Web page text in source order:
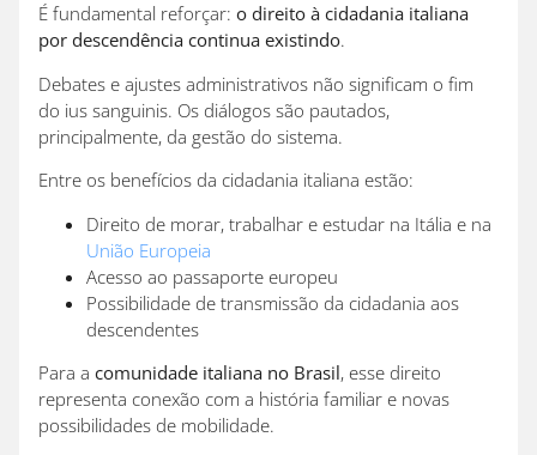
É fundamental reforçar: o direito à cidadania italiana
por descendência continua existindo.
Debates e ajustes administrativos não significam o fim
do ius sanguinis. Os diálogos são pautados,
principalmente, da gestão do sistema.
Entre os benefícios da cidadania italiana estão:
Direito de morar, trabalhar e estudar na Itália e na
União Europeia
Acesso ao passaporte europeu
Possibilidade de transmissão da cidadania aos
descendentes
Para a comunidade italiana no Brasil, esse direito
representa conexão com a história familiar e novas
possibilidades de mobilidade.